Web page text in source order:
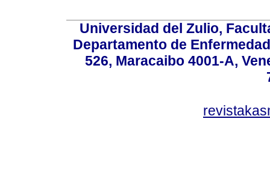
Universidad del Zulio,
Departamento de
526, Maracaibo 4001-A,